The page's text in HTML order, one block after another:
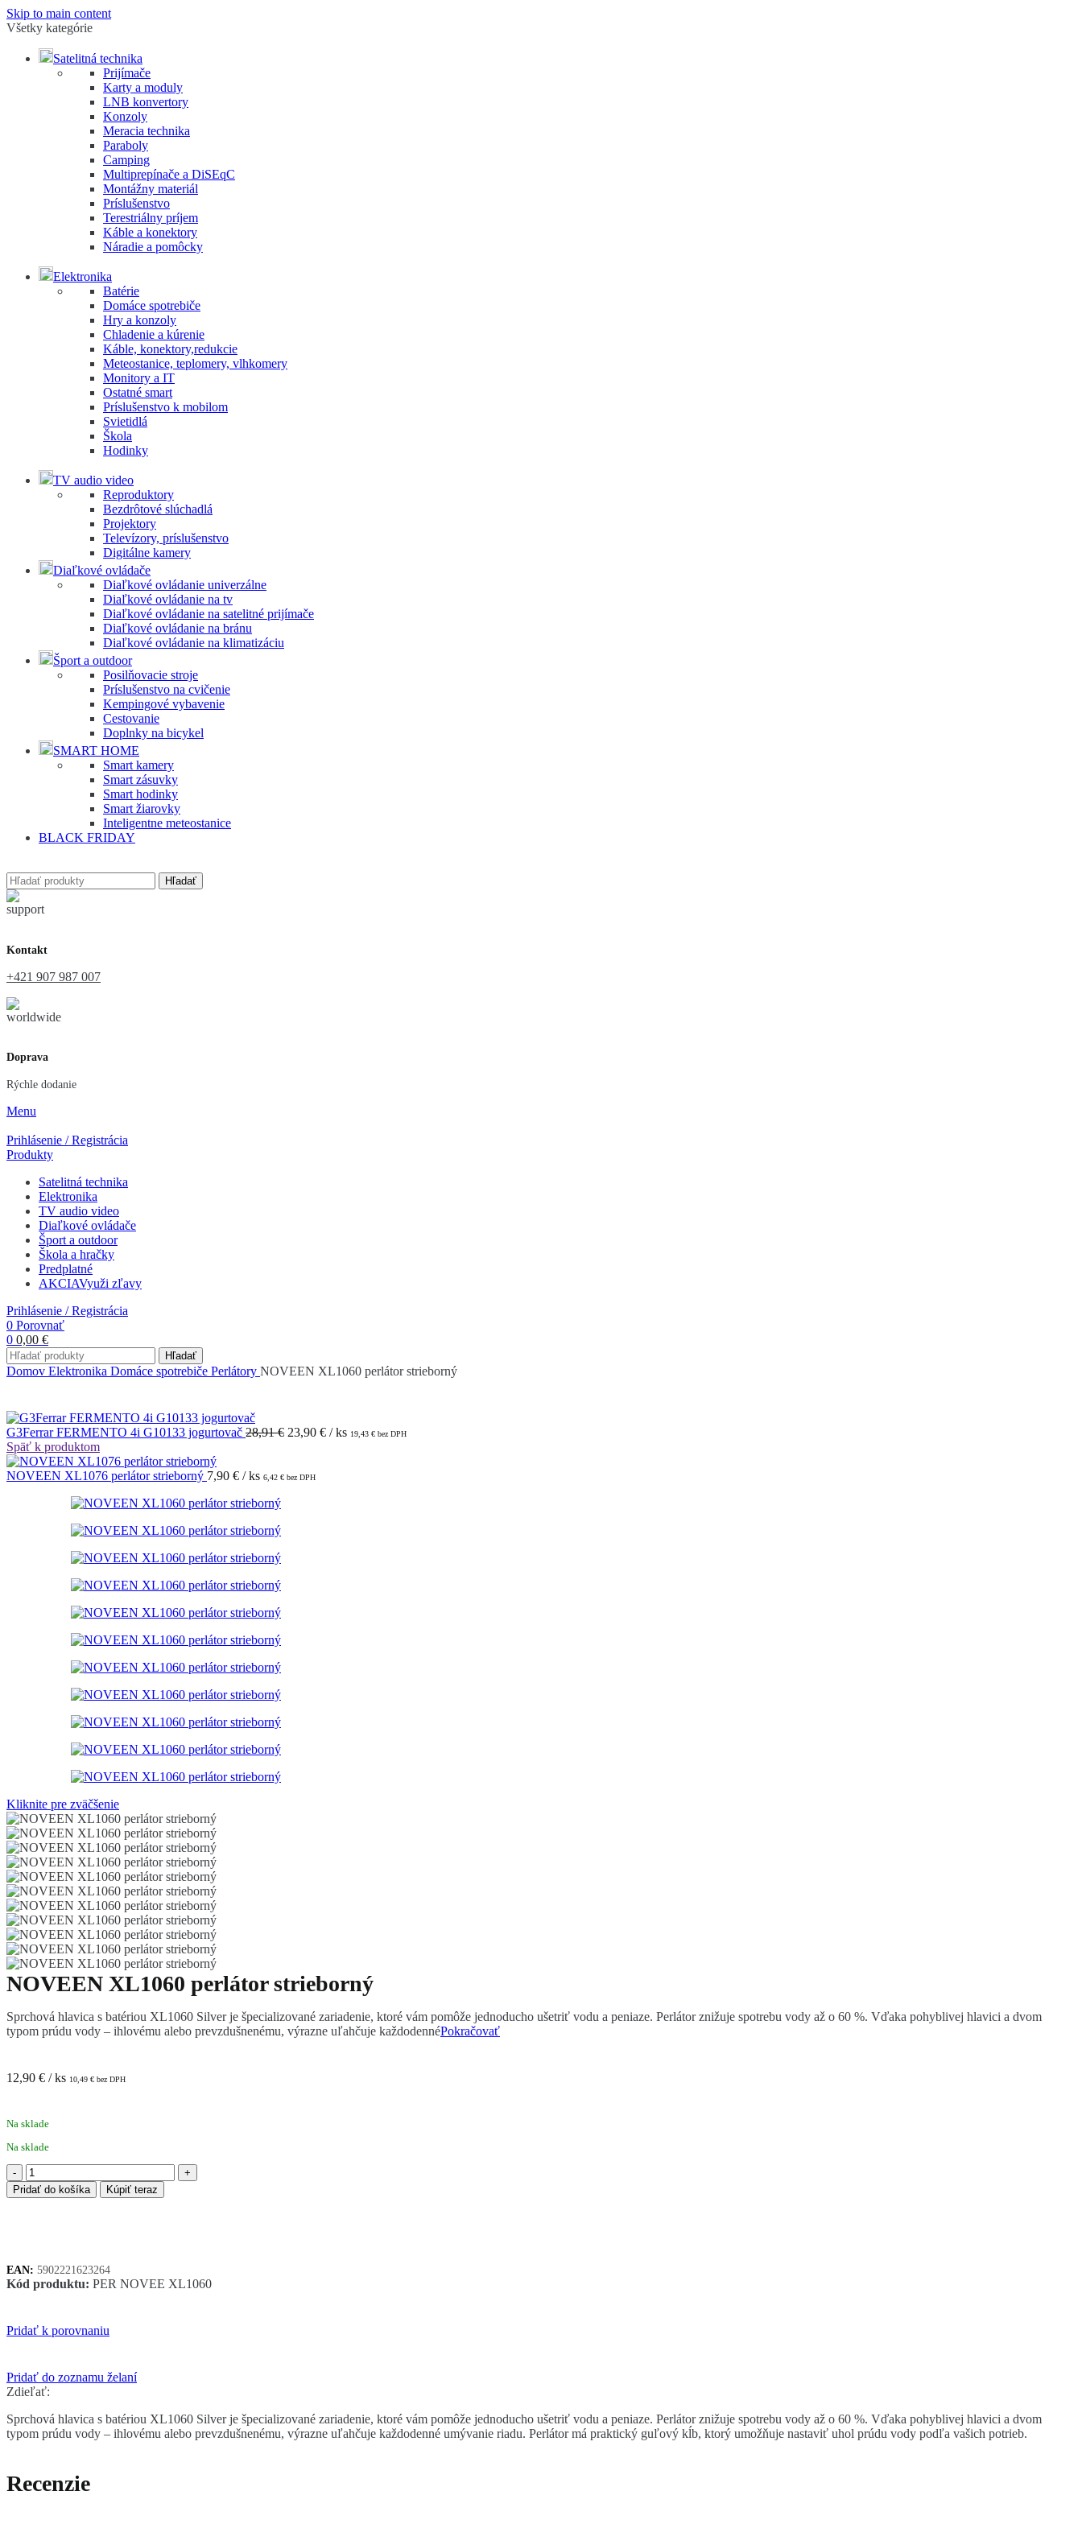
Skip to main content
Všetky kategórie
Satelitná technika
Prijímače
Karty a moduly
LNB konvertory
Konzoly
Meracia technika
Paraboly
Camping
Multiprepínače a DiSEqC
Montážny materiál
Príslušenstvo
Terestriálny príjem
Káble a konektory
Náradie a pomôcky
Elektronika
Batérie
Domáce spotrebiče
Hry a konzoly
Chladenie a kúrenie
Káble, konektory,redukcie
Meteostanice, teplomery, vlhkomery
Monitory a IT
Ostatné smart
Príslušenstvo k mobilom
Svietidlá
Škola
Hodinky
TV audio video
Reproduktory
Bezdrôtové slúchadlá
Projektory
Televízory, príslušenstvo
Digitálne kamery
Diaľkové ovládače
Diaľkové ovládanie univerzálne
Diaľkové ovládanie na tv
Diaľkové ovládanie na satelitné prijímače
Diaľkové ovládanie na bránu
Diaľkové ovládanie na klimatizáciu
Šport a outdoor
Posilňovacie stroje
Príslušenstvo na cvičenie
Kempingové vybavenie
Cestovanie
Doplnky na bicykel
SMART HOME
Smart kamery
Smart zásuvky
Smart hodinky
Smart žiarovky
Inteligentne meteostanice
BLACK FRIDAY
Hľadať
Kontakt
+421 907 987 007
Doprava
Rýchle dodanie
Menu
Prihlásenie / Registrácia
Produkty
Satelitná technika
Elektronika
TV audio video
Diaľkové ovládače
Šport a outdoor
Škola a hračky
Predplatné
AKCIAVyuži zľavy
Prihlásenie / Registrácia
0 Porovnať
0 0,00 €
Hľadať
Domov Elektronika Domáce spotrebiče Perlátory NOVEEN XL1060 perlátor strieborný
G3Ferrar FERMENTO 4i G10133 jogurtovač 28,91 € 23,90 € / ks 19,43 € bez DPH
Späť k produktom
NOVEEN XL1076 perlátor strieborný 7,90 € / ks 6,42 € bez DPH
Kliknite pre zväčšenie
NOVEEN XL1060 perlátor strieborný
Sprchová hlavica s batériou XL1060 Silver je špecializované zariadenie, ktoré vám pomôže jednoducho ušetriť vodu a peniaze. Perlátor znižuje spotrebu vody až o 60 %. Vďaka pohyblivej hlavici a dvom
typom prúdu vody – ihlovému alebo prevzdušnenému, výrazne uľahčuje každodennéPokračovať
12,90 € / ks 10,49 € bez DPH
Na sklade
Na sklade
množstvo
NOVEEN
XL1060
Pridať do košíka Kúpiť teraz
EAN: 5902221623264
Kód produktu: PER NOVEE XL1060
Pridať k porovnaniu
Pridať do zoznamu želaní
Zdieľať:
Sprchová hlavica s batériou XL1060 Silver je špecializované zariadenie, ktoré vám pomôže jednoducho ušetriť vodu a peniaze. Perlátor znižuje spotrebu vody až o 60 %. Vďaka pohyblivej hlavici a dvom
typom prúdu vody – ihlovému alebo prevzdušnenému, výrazne uľahčuje každodenné umývanie riadu. Perlátor má praktický guľový kĺb, ktorý umožňuje nastaviť uhol prúdu vody podľa vašich potrieb.
Recenzie